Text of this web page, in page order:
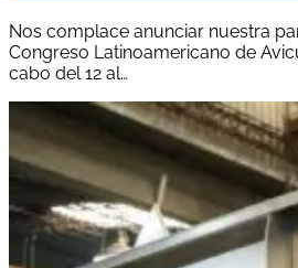
Nos complace anunciar nuestra
Congreso Latinoamericano de
cabo del 12 al…